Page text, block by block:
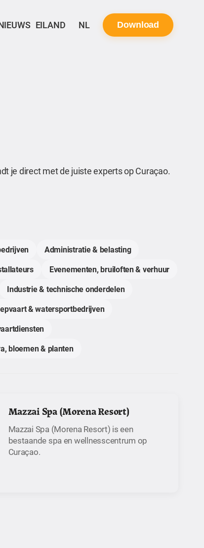
EILAND NL Download
je direct met de juiste experts op Curaçao.
Administratie & belasting
Evenementen, bruiloften & verhuur
Industrie & technische onderdelen
& watersportbedrijven
bloemen & planten
Mazzai Spa (Morena Resort)
Mazzai Spa (Morena Resort) is een
bestaande spa en wellnesscentrum op
Curaçao.